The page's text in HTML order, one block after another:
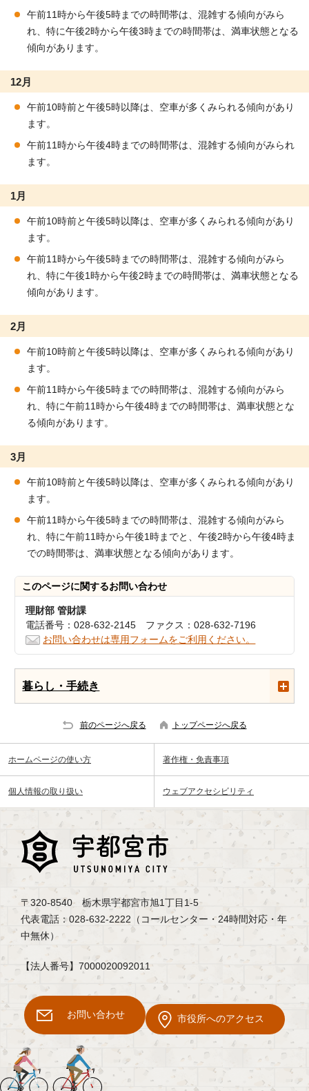
午前11時から午後5時までの時間帯は、混雑する傾向がみら
れ、特に午後2時から午後3時までの時間帯は、満車状態となる
傾向があります。
12月
午前10時前と午後5時以降は、空車が多くみられる傾向があり
ます。
午前11時から午後4時までの時間帯は、混雑する傾向がみられ
ます。
1月
午前10時前と午後5時以降は、空車が多くみられる傾向があり
ます。
午前11時から午後5時までの時間帯は、混雑する傾向がみら
れ、特に午後1時から午後2時までの時間帯は、満車状態となる
傾向があります。
2月
午前10時前と午後5時以降は、空車が多くみられる傾向があり
ます。
午前11時から午後5時までの時間帯は、混雑する傾向がみら
れ、特に午前11時から午後4時までの時間帯は、満車状態とな
る傾向があります。
3月
午前10時前と午後5時以降は、空車が多くみられる傾向があり
ます。
午前11時から午後5時までの時間帯は、混雑する傾向がみら
れ、特に午前11時から午後1時までと、午後2時から午後4時ま
での時間帯は、満車状態となる傾向があります。
このページに関するお問い合わせ
理財部 管財課
電話番号：028-632-2145 ファクス：028-632-7196
お問い合わせは専用フォームをご利用ください。
暮らし・手続き
前のページへ戻る トップページへ戻る
ホームページの使い方 著作権・免責事項
個人情報の取り扱い ウェブアクセシビリティ
〒320-8540 栃木県宇都宮市旭1丁目1-5
代表電話：028-632-2222（コールセンター・24時間対応・年
中無休）
【法人番号】7000020092011
お問い合わせ 市役所へのアクセス